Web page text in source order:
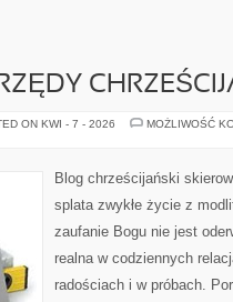
ON KWI - 7 - 2026
MOŻLIWOŚĆ
Blog chrześcijański
splata zwykłe życie z
zaufanie Bogu nie jest
realna w codziennych
radościach i w próbach.